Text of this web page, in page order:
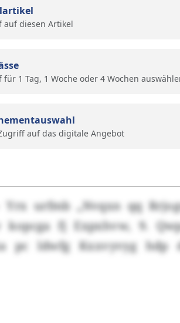
auf diesen Artikel
1 Tag, 1 Woche oder 4 Wochen
auf das digitale Angebot
Yrx urfmb „Nvqxn qq
kopcga fj Expxhvw, 9.
pc ldwfg Kxxvyvyg